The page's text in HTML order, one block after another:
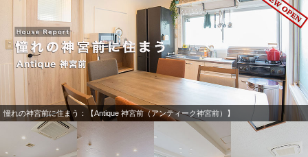
憧れの神宮前に住まう：【Antique 神宮前（アンティーク神宮前）】